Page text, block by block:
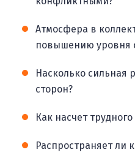
Атмосфера в
повышению уровня
Насколько сильная
сторон?
Как насчет
Распространяет ли